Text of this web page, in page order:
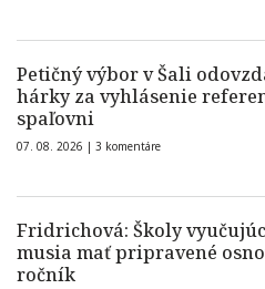
Petičný výbor v Šali
hárky za vyhlásenie
spaľovni
07. 08. 2026 | 3 komentáre
Fridrichová: Školy
musia mať pripravené
ročník